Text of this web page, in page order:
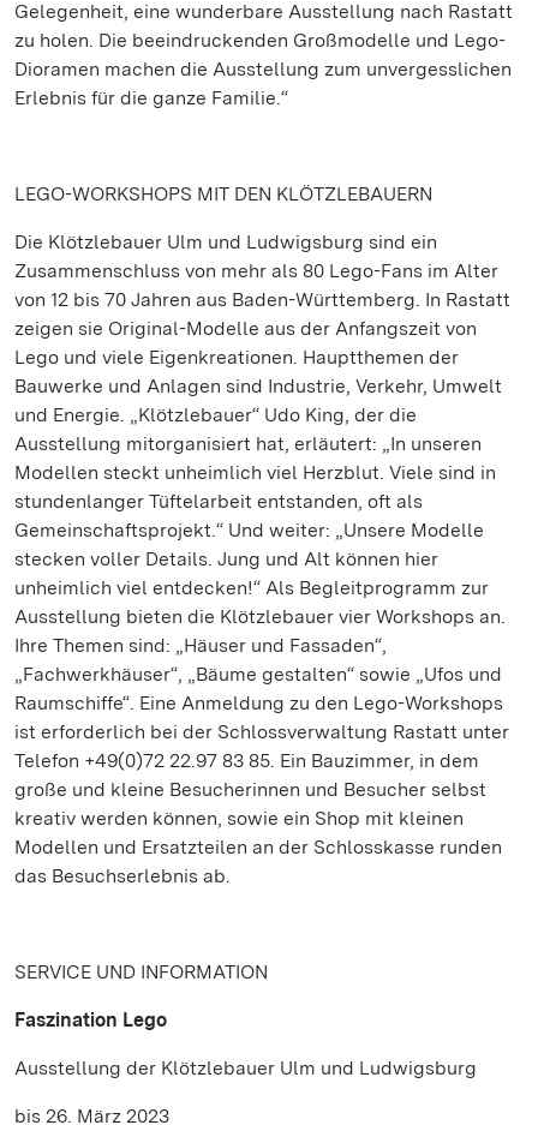
Gelegenheit, eine wunderbare Ausstellung nach Rastatt
zu holen. Die beeindruckenden Großmodelle und Lego-
Dioramen machen die Ausstellung zum unvergesslichen
Erlebnis für die ganze Familie.“
LEGO-WORKSHOPS MIT DEN KLÖTZLEBAUERN
Die Klötzlebauer Ulm und Ludwigsburg sind ein
Zusammenschluss von mehr als 80 Lego-Fans im Alter
von 12 bis 70 Jahren aus Baden-Württemberg. In Rastatt
zeigen sie Original-Modelle aus der Anfangszeit von
Lego und viele Eigenkreationen. Hauptthemen der
Bauwerke und Anlagen sind Industrie, Verkehr, Umwelt
und Energie. „Klötzlebauer“ Udo King, der die
Ausstellung mitorganisiert hat, erläutert: „In unseren
Modellen steckt unheimlich viel Herzblut. Viele sind in
stundenlanger Tüftelarbeit entstanden, oft als
Gemeinschaftsprojekt.“ Und weiter: „Unsere Modelle
stecken voller Details. Jung und Alt können hier
unheimlich viel entdecken!“ Als Begleitprogramm zur
Ausstellung bieten die Klötzlebauer vier Workshops an.
Ihre Themen sind: „Häuser und Fassaden“,
„Fachwerkhäuser“, „Bäume gestalten“ sowie „Ufos und
Raumschiffe“. Eine Anmeldung zu den Lego-Workshops
ist erforderlich bei der Schlossverwaltung Rastatt unter
Telefon +49(0)72 22.97 83 85. Ein Bauzimmer, in dem
große und kleine Besucherinnen und Besucher selbst
kreativ werden können, sowie ein Shop mit kleinen
Modellen und Ersatzteilen an der Schlosskasse runden
das Besuchserlebnis ab.
SERVICE UND INFORMATION
Faszination Lego
Ausstellung der Klötzlebauer Ulm und Ludwigsburg
bis 26. März 2023